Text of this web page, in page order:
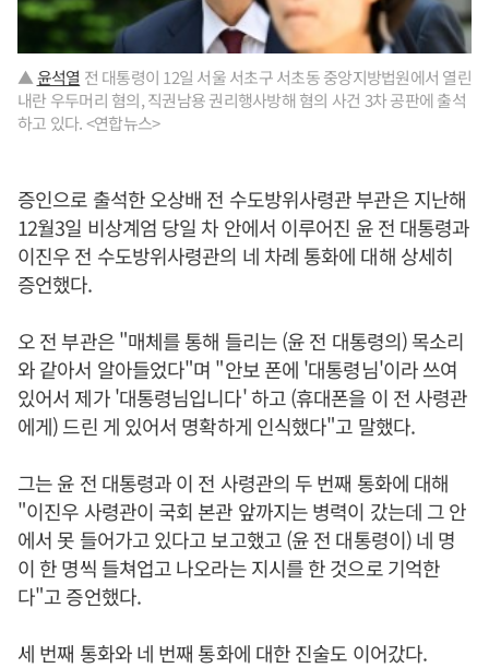
▲윤석열 전 대통령이 12일 서울 서초구 서초동 중앙지방법원에서 열린
내란 우두머리 혐의, 직권남용 권리행사방해 혐의 사건 3차 공판에 출석
하고 있다. <연합뉴스>
증인으로 출석한 오상배 전 수도방위사령관 부관은 지난해
12월3일 비상계엄 당일 차 안에서 이루어진 윤 전 대통령과
이진우 전 수도방위사령관의 네 차례 통화에 대해 상세히
증언했다.
오 전 부관은 "매체를 통해 들리는 (윤 전 대통령의) 목소리
와 같아서 알아들었다"며 "안보 폰에 '대통령님'이라 쓰여
있어서 제가 '대통령님입니다' 하고 (휴대폰을 이 전 사령관
에게) 드린 게 있어서 명확하게 인식했다"고 말했다.
그는 윤 전 대통령과 이 전 사령관의 두 번째 통화에 대해
"이진우 사령관이 국회 본관 앞까지는 병력이 갔는데 그 안
에서 못 들어가고 있다고 보고했고 (윤 전 대통령이) 네 명
이 한 명씩 들쳐업고 나오라는 지시를 한 것으로 기억한
다"고 증언했다.
세 번째 통화와 네 번째 통화에 대한 진술도 이어갔다.